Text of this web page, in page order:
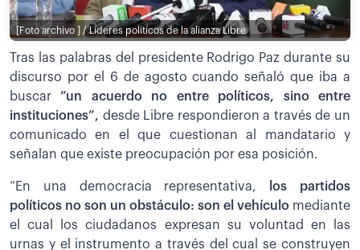
[Foto archivo ] / Lideres políticos de la alianza Libre
Tras las palabras del presidente Rodrigo Paz durante su
discurso por el 6 de agosto cuando señaló que iba a
buscar”un acuerdo no entre políticos, sino entre
instituciones”, desde Libre respondieron a través de un
comunicado en el que cuestionan al mandatario y
señalan que existe preocupación por esa posición.
“En una democracia representativa, los partidos
políticos no son un obstáculo: son el vehículo mediante
el cual los ciudadanos expresan su voluntad en las
urnas y el instrumento a través del cual se construyen